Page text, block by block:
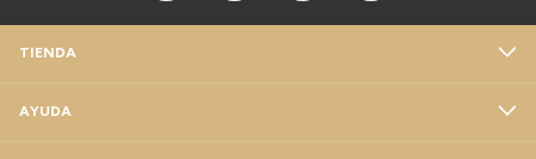
TIENDA
AYUDA